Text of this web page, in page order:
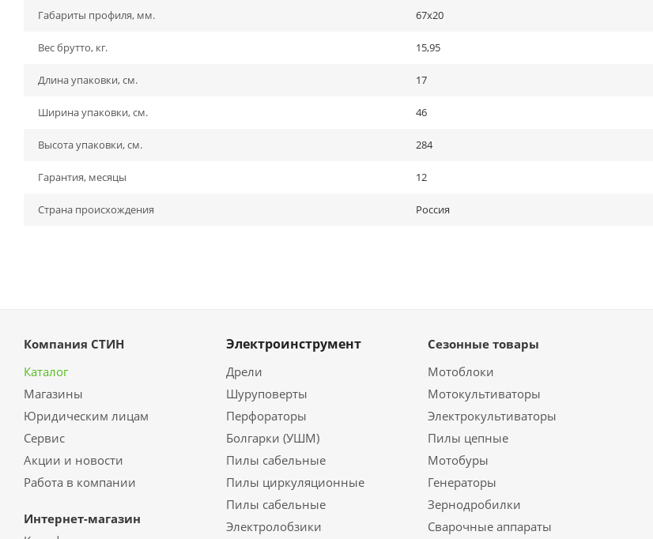
Габариты профиля, мм. 67х20
Вес брутто, кг. 15,95
Длина упаковки, см. 17
Ширина упаковки, см. 46
Высота упаковки, см. 284
Гарантия, месяцы 12
Страна происхождения Россия
Компания СТИН
Каталог
Магазины
Юридическим лицам
Сервис
Акции и новости
Работа в компании
Интернет-магазин
Электроинструмент
Дрели
Шуруповерты
Перфораторы
Болгарки (УШМ)
Пилы сабельные
Пилы циркуляционные
Пилы сабельные
Электролобзики
Сезонные товары
Мотоблоки
Мотокультиваторы
Электрокультиваторы
Пилы цепные
Мотобуры
Генераторы
Зернодробилки
Сварочные аппараты